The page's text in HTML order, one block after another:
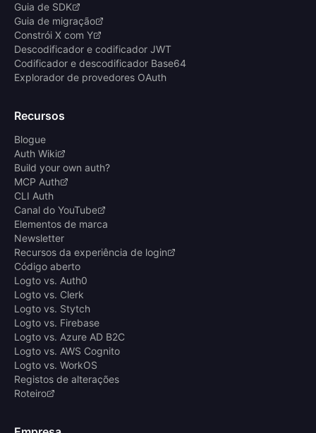
Guia de SDK
Guia de migração
Constrói X com Y
Descodificador e codificador JWT
Codificador e descodificador Base64
Explorador de provedores OAuth
Recursos
Blogue
Auth Wiki
Build your own auth?
MCP Auth
CLI Auth
Canal do YouTube
Elementos de marca
Newsletter
Recursos da experiência de login
Código aberto
Logto vs. Auth0
Logto vs. Clerk
Logto vs. Stytch
Logto vs. Firebase
Logto vs. Azure AD B2C
Logto vs. AWS Cognito
Logto vs. WorkOS
Registos de alterações
Roteiro